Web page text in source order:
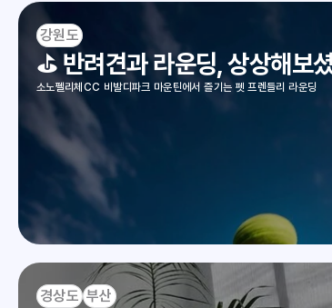
강원도
⛳ 반려견과 라운딩, 상상해보
소노펠리체CC 비발디파크 마운틴에서 즐기는 펫 프렌들리 라운딩
경상도 부산